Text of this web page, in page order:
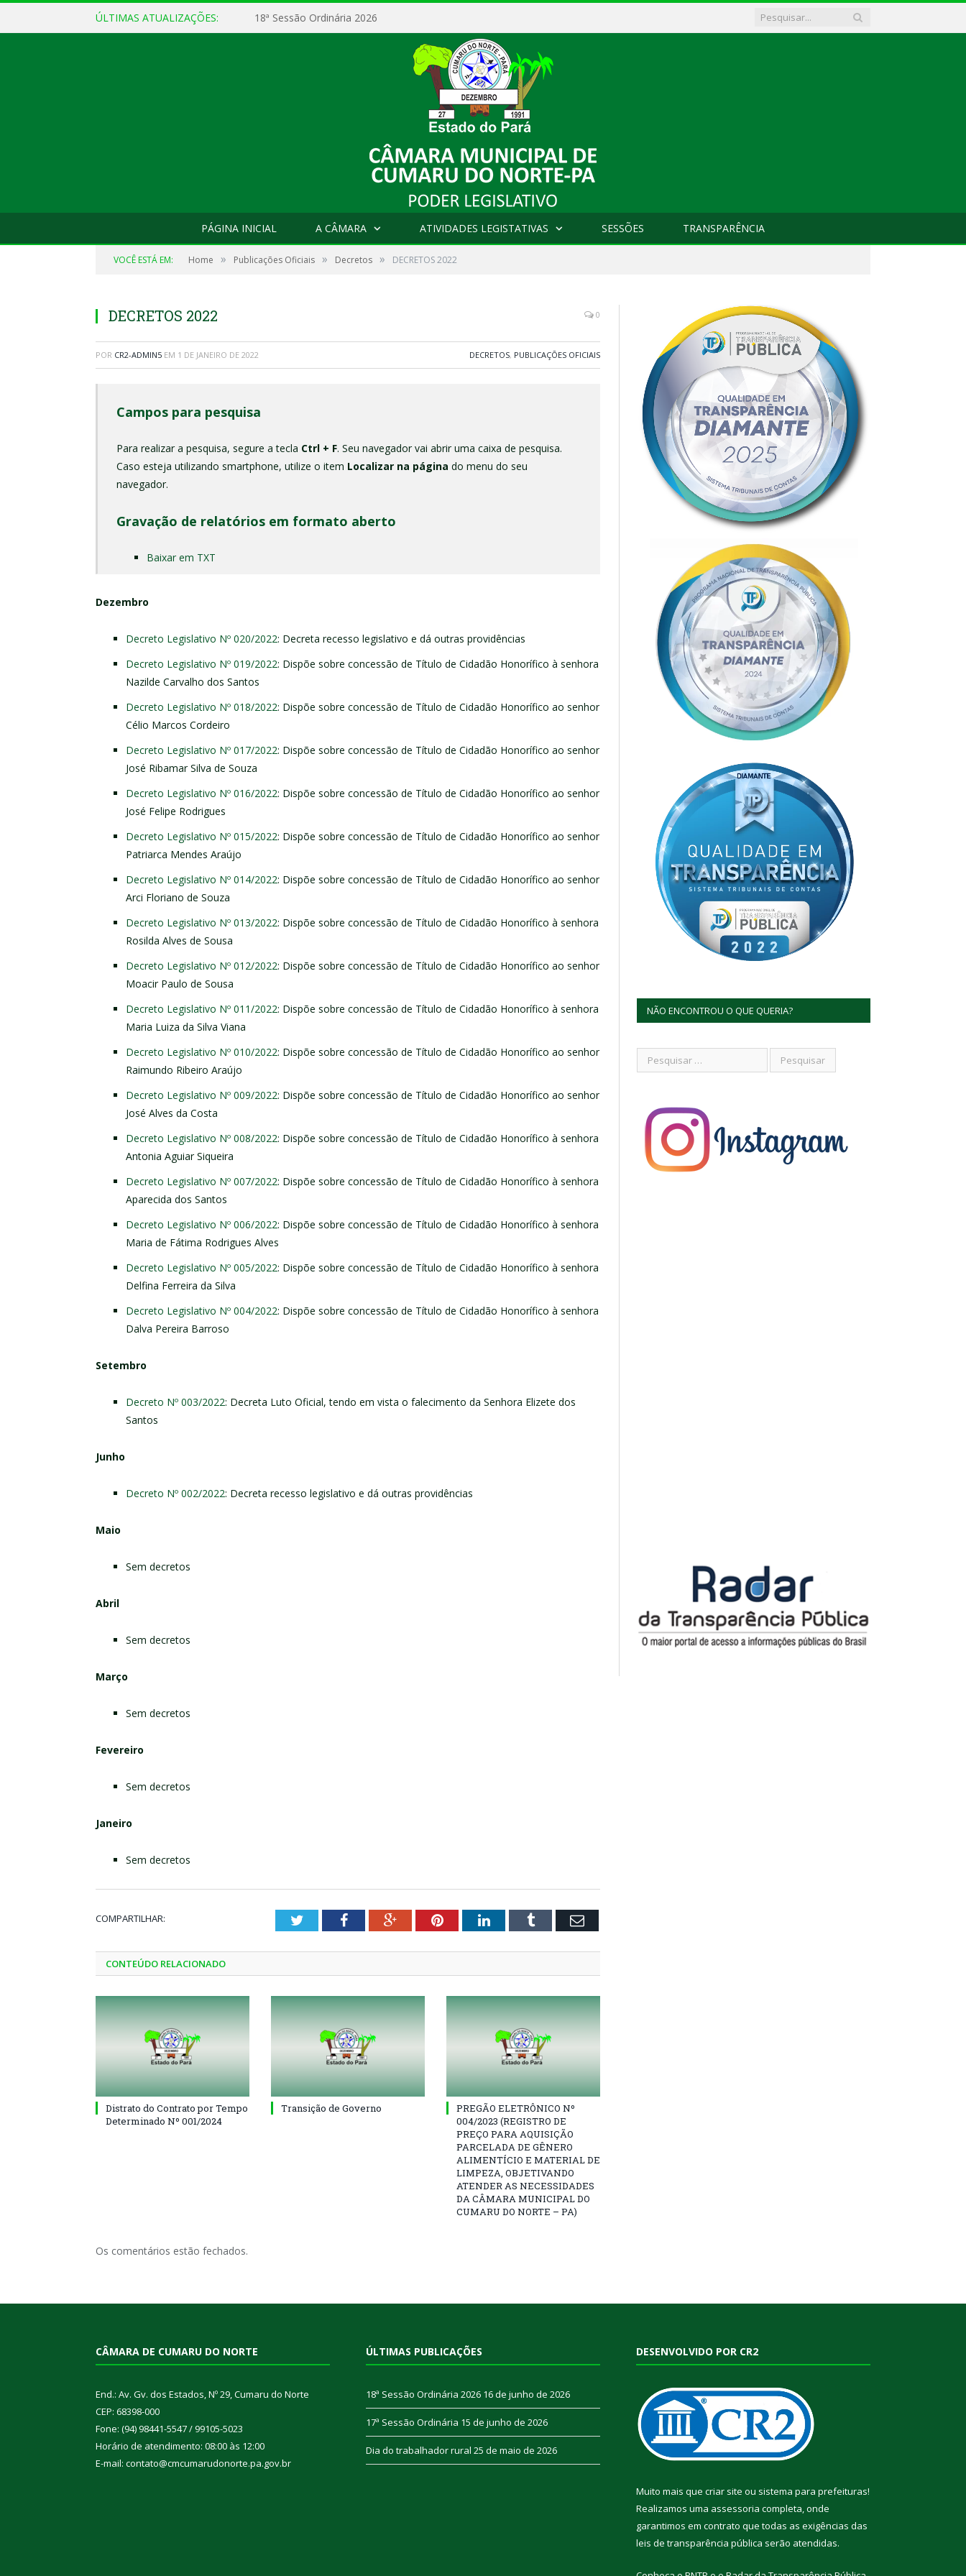
ÚLTIMAS ATUALIZAÇÕES: 18ª Sessão Ordinária 2026
PÁGINA INICIAL A CÂMARA ATIVIDADES LEGISTATIVAS SESSÕES TRANSPARÊNCIA
VOCÊ ESTÁ EM: Home » Publicações Oficiais » Decretos » DECRETOS 2022
DECRETOS 2022 0
POR CR2-ADMIN5 EM 1 DE JANEIRO DE 2022 DECRETOS, PUBLICAÇÕES OFICIAIS
Campos para pesquisa
Para realizar a pesquisa, segure a tecla Ctrl + F. Seu navegador vai abrir uma caixa de pesquisa.
Caso esteja utilizando smartphone, utilize o item Localizar na página do menu do seu
navegador.
Gravação de relatórios em formato aberto
Baixar em TXT
Dezembro
Decreto Legislativo Nº 020/2022: Decreta recesso legislativo e dá outras providências
Decreto Legislativo Nº 019/2022: Dispõe sobre concessão de Título de Cidadão Honorífico à senhora
Nazilde Carvalho dos Santos
Decreto Legislativo Nº 018/2022: Dispõe sobre concessão de Título de Cidadão Honorífico ao senhor
Célio Marcos Cordeiro
Decreto Legislativo Nº 017/2022: Dispõe sobre concessão de Título de Cidadão Honorífico ao senhor
José Ribamar Silva de Souza
Decreto Legislativo Nº 016/2022: Dispõe sobre concessão de Título de Cidadão Honorífico ao senhor
José Felipe Rodrigues
Decreto Legislativo Nº 015/2022: Dispõe sobre concessão de Título de Cidadão Honorífico ao senhor
Patriarca Mendes Araújo
Decreto Legislativo Nº 014/2022: Dispõe sobre concessão de Título de Cidadão Honorífico ao senhor
Arci Floriano de Souza
Decreto Legislativo Nº 013/2022: Dispõe sobre concessão de Título de Cidadão Honorífico à senhora
Rosilda Alves de Sousa
Decreto Legislativo Nº 012/2022: Dispõe sobre concessão de Título de Cidadão Honorífico ao senhor
Moacir Paulo de Sousa
Decreto Legislativo Nº 011/2022: Dispõe sobre concessão de Título de Cidadão Honorífico à senhora
Maria Luiza da Silva Viana
Decreto Legislativo Nº 010/2022: Dispõe sobre concessão de Título de Cidadão Honorífico ao senhor
Raimundo Ribeiro Araújo
Decreto Legislativo Nº 009/2022: Dispõe sobre concessão de Título de Cidadão Honorífico ao senhor
José Alves da Costa
Decreto Legislativo Nº 008/2022: Dispõe sobre concessão de Título de Cidadão Honorífico à senhora
Antonia Aguiar Siqueira
Decreto Legislativo Nº 007/2022: Dispõe sobre concessão de Título de Cidadão Honorífico à senhora
Aparecida dos Santos
Decreto Legislativo Nº 006/2022: Dispõe sobre concessão de Título de Cidadão Honorífico à senhora
Maria de Fátima Rodrigues Alves
Decreto Legislativo Nº 005/2022: Dispõe sobre concessão de Título de Cidadão Honorífico à senhora
Delfina Ferreira da Silva
Decreto Legislativo Nº 004/2022: Dispõe sobre concessão de Título de Cidadão Honorífico à senhora
Dalva Pereira Barroso
Setembro
Decreto Nº 003/2022: Decreta Luto Oficial, tendo em vista o falecimento da Senhora Elizete dos
Santos
Junho
Decreto Nº 002/2022: Decreta recesso legislativo e dá outras providências
Maio
Sem decretos
Abril
Sem decretos
Março
Sem decretos
Fevereiro
Sem decretos
Janeiro
Sem decretos
COMPARTILHAR: TwitterFacebookGoogle+PinterestLinkedInTumblr Email
CONTEÚDO RELACIONADO
Distrato do Contrato por Tempo
Determinado Nº 001/2024
Transição de Governo
PREGÃO ELETRÔNICO Nº
004/2023 (REGISTRO DE
PREÇO PARA AQUISIÇÃO
PARCELADA DE GÊNERO
ALIMENTÍCIO E MATERIAL DE
LIMPEZA, OBJETIVANDO
ATENDER AS NECESSIDADES
DA CÂMARA MUNICIPAL DO
CUMARU DO NORTE – PA)
Os comentários estão fechados.
NÃO ENCONTROU O QUE QUERIA?
CÂMARA DE CUMARU DO NORTE
End.: Av. Gv. dos Estados, Nº 29, Cumaru do Norte
CEP: 68398-000
Fone: (94) 98441-5547 / 99105-5023
Horário de atendimento: 08:00 às 12:00
E-mail: contato@cmcumarudonorte.pa.gov.br
ÚLTIMAS PUBLICAÇÕES
18ª Sessão Ordinária 2026 16 de junho de 2026
17ª Sessão Ordinária 15 de junho de 2026
Dia do trabalhador rural 25 de maio de 2026
DESENVOLVIDO POR CR2
Muito mais que criar site ou sistema para prefeituras!
Realizamos uma assessoria completa, onde
garantimos em contrato que todas as exigências das
leis de transparência pública serão atendidas.